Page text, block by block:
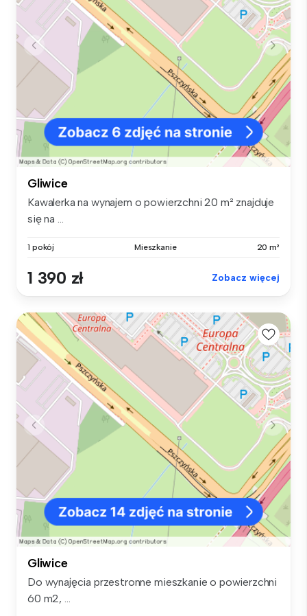
Gliwice
Kawalerka na wynajem o powierzchni 20 m² znajduje
się na ...
1 pokój Mieszkanie 20 m²
1 390 zł Zobacz więcej
Gliwice
Do wynajęcia przestronne mieszkanie o powierzchni
60 m2, ...